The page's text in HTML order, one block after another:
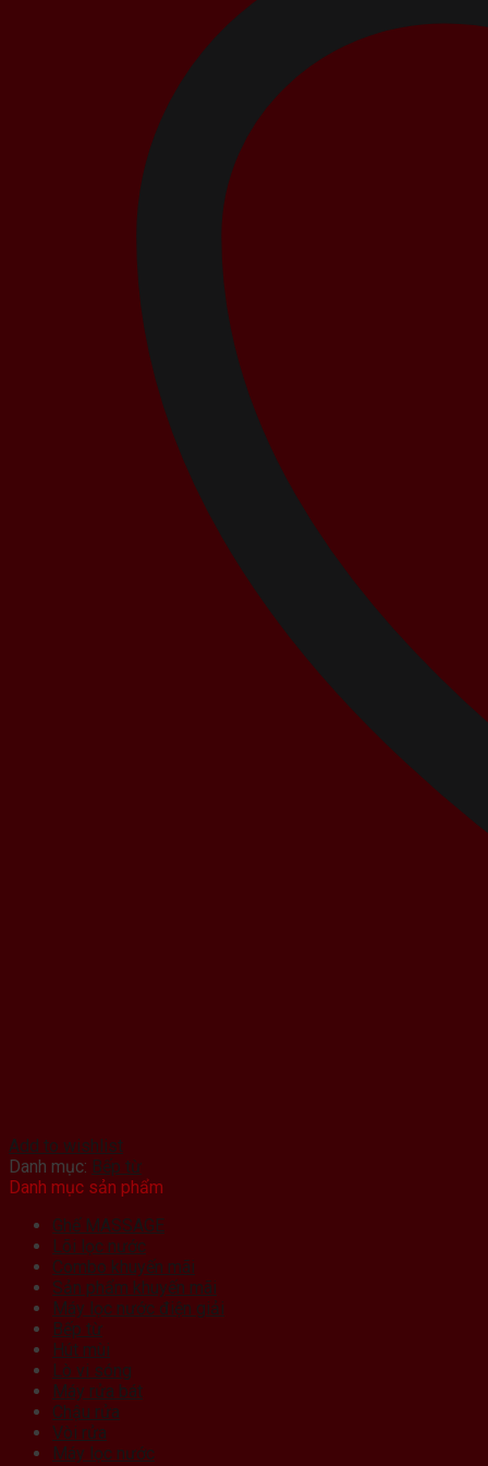
Add to wishlist
Danh mục: Bếp từ
Danh mục sản phẩm
Ghế MASSAGE
Lõi lọc nước
Combo khuyến mãi
Sản phẩm khuyến mãi
Máy lọc nước điện giải
Bếp từ
Hút mùi
Lò vi sóng
Máy rửa bát
Chậu rửa
Vòi rửa
Máy lọc nước